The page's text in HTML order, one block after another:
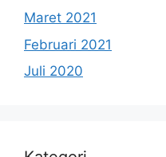
Maret 2021
Februari 2021
Juli 2020